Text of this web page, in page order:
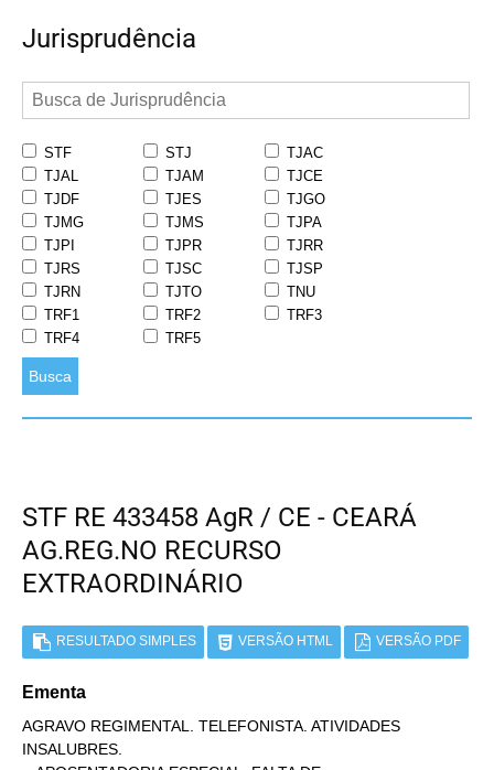
Jurisprudência
STF STJ
TJAC
TJAL
TJAM
TJCE
TJDF
TJES
TJGO
TJMG
TJMS
TJPA
TJPI
TJPR
TJRR
TJRS
TJSC
TJSP
TJRN
TJTO
TNU
TRF1
TRF2
TRF3
TRF4
TRF5
Busca
STF RE 433458 AgR / CE - CEARÁ
AG.REG.NO RECURSO
EXTRAORDINÁRIO
RESULTADO SIMPLES VERSÃO HTML VERSÃO PDF
Ementa
AGRAVO REGIMENTAL. TELEFONISTA. ATIVIDADES
INSALUBRES.